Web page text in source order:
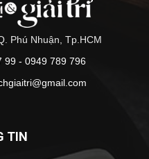
Phú Nhuận, Tp.HCM
99 - 0949 789 796
TIN